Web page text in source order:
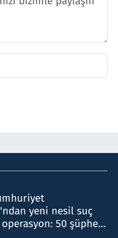
yeni nesil suç
50 şüpheli